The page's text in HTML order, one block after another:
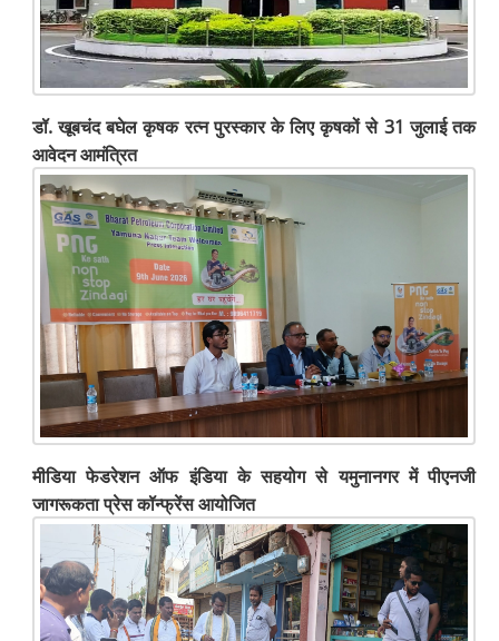
डॉ. खूबचंद बघेल कृषक रत्न पुरस्कार के लिए कृषकों से 31 जुलाई तक
आवेदन आमंत्रित
मीडिया फेडरेशन ऑफ इंडिया के सहयोग से यमुनानगर में पीएनजी
जागरूकता प्रेस कॉन्फ्रेंस आयोजित